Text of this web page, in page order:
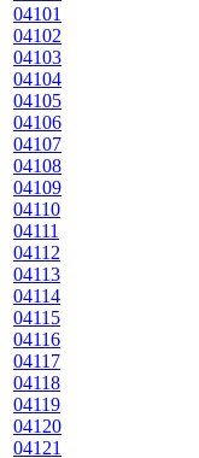
04101
04102
04103
04104
04105
04106
04107
04108
04109
04110
04111
04112
04113
04114
04115
04116
04117
04118
04119
04120
04121